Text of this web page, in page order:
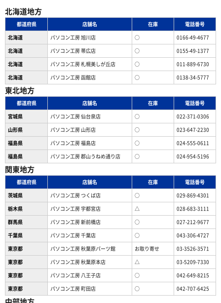
北海道地方
都道府県 店舗名 在庫
電話番号
北海道
パソコン工房 旭川店 ○
0166-49-4677
北海道
パソコン工房 帯広店 ○
0155-49-1377
北海道
パソコン⼯房 札幌美しが丘店 ○
011-889-6730
北海道
パソコン工房 函館店 ○ 0138-34-5777
東北地方
都道府県 店舗名 在庫
電話番号
宮城県
パソコン工房 仙台泉店 ○
022-371-0306
山形県
パソコン工房 山形店 ○
023-647-2230
福島県
パソコン工房 福島店 ○
024-555-0611
福島県
パソコン工房 郡山うねめ通り店 ○ 024-954-5196
関東地方
都道府県 店舗名 在庫
電話番号
茨城県
パソコン工房 つくば店 ○
029-869-4301
栃木県
パソコン工房 宇都宮店 △
028-683-3111
群馬県
パソコン工房 新前橋店 ○
027-212-9677
千葉県
パソコン工房 千葉店 ○
043-306-4727
東京都
パソコン工房 秋葉原パーツ館 お取り寄せ
03-3526-3571
東京都
パソコン工房 秋葉原本店 △
03-5209-7330
東京都
パソコン工房 八王子店 ○
042-649-8215
東京都
パソコン工房 町田店 ○ 042-707-6425